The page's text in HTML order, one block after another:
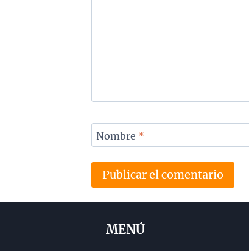
Nombre *
MENÚ